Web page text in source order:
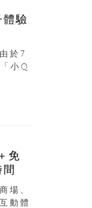
驗
於7
小Q
免
場、
動體